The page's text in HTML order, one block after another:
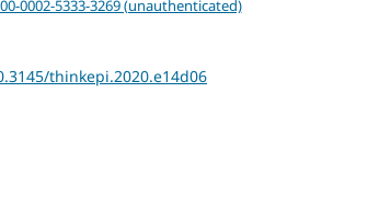
0002-5333-3269 (unauthenticated)
thinkepi.2020.e14d06